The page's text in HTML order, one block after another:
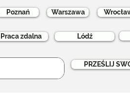
Lódź
Poznań Warszawa
Praca zdalna
PRZEŚLIJ